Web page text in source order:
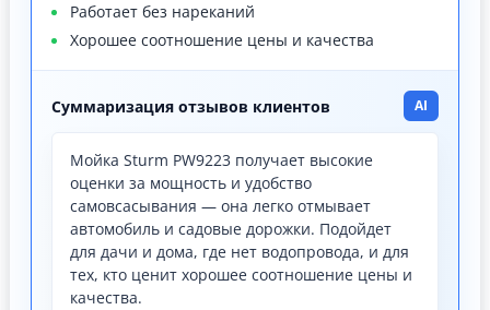
Работает без нареканий
Хорошее соотношение цены и качества
Суммаризация отзывов клиентов AI
Мойка Sturm PW9223 получает высокие
оценки за мощность и удобство
самовсасывания — она легко отмывает
автомобиль и садовые дорожки. Подойдет
для дачи и дома, где нет водопровода, и для
тех, кто ценит хорошее соотношение цены и
качества.